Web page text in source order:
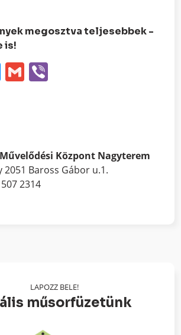
megosztva teljesebbek -
is!
Messenger
Gmail
Központ Nagyterem
2051 Baross Gábor u.1.
2314
LAPOZZ BELE!
műsorfüzetünk